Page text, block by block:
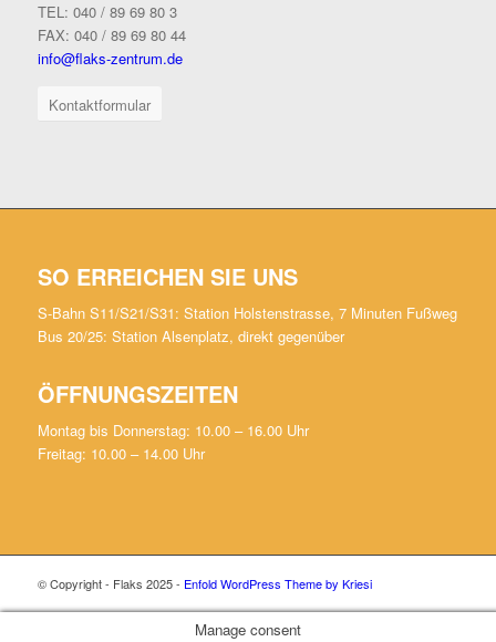
TEL: 040 / 89 69 80 3
FAX: 040 / 89 69 80 44
info@flaks-zentrum.de
Kontaktformular
SO ERREICHEN SIE UNS
S-Bahn S11/S21/S31: Station Holstenstrasse, 7 Minuten Fußweg
Bus 20/25: Station Alsenplatz, direkt gegenüber
ÖFFNUNGSZEITEN
Montag bis Donnerstag: 10.00 – 16.00 Uhr
Freitag: 10.00 – 14.00 Uhr
© Copyright - Flaks 2025 - Enfold WordPress Theme by Kriesi
Manage consent